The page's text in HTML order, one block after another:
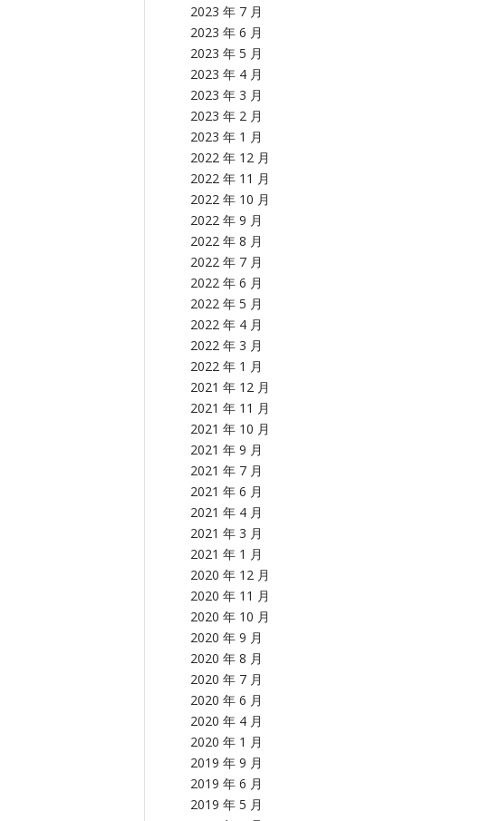
2023 年 7 月
2023 年 6 月
2023 年 5 月
2023 年 4 月
2023 年 3 月
2023 年 2 月
2023 年 1 月
2022 年 12 月
2022 年 11 月
2022 年 10 月
2022 年 9 月
2022 年 8 月
2022 年 7 月
2022 年 6 月
2022 年 5 月
2022 年 4 月
2022 年 3 月
2022 年 1 月
2021 年 12 月
2021 年 11 月
2021 年 10 月
2021 年 9 月
2021 年 7 月
2021 年 6 月
2021 年 4 月
2021 年 3 月
2021 年 1 月
2020 年 12 月
2020 年 11 月
2020 年 10 月
2020 年 9 月
2020 年 8 月
2020 年 7 月
2020 年 6 月
2020 年 4 月
2020 年 1 月
2019 年 9 月
2019 年 6 月
2019 年 5 月